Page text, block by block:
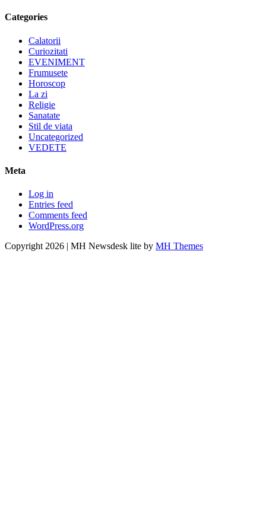
Categories
Calatorii
Curiozitati
EVENIMENT
Frumusete
Horoscop
La zi
Religie
Sanatate
Stil de viata
Uncategorized
VEDETE
Meta
Log in
Entries feed
Comments feed
WordPress.org
Copyright 2026 | MH Newsdesk lite by MH Themes